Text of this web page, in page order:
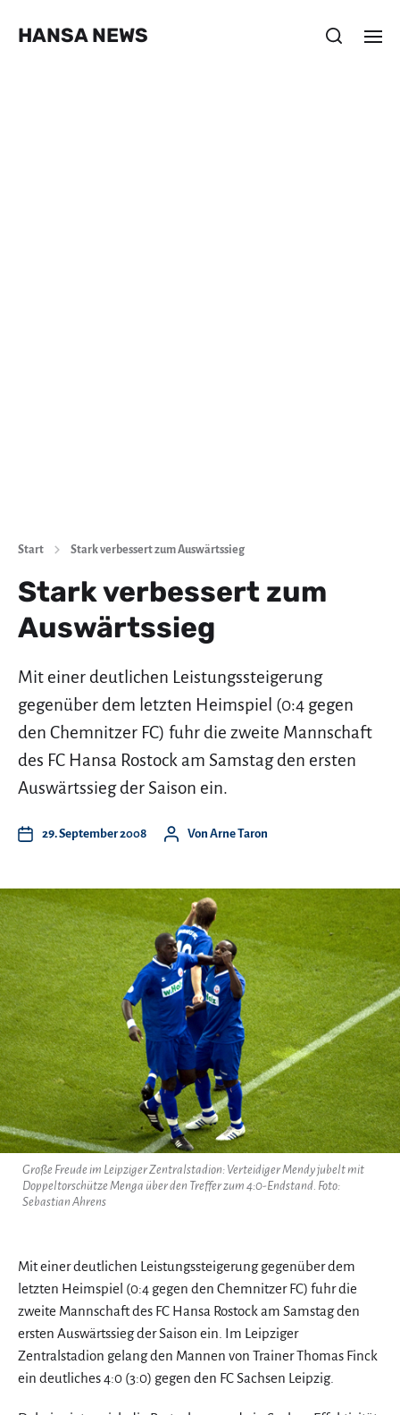
HANSA NEWS
Start Stark verbessert zum Auswärtssieg
Stark verbessert zum
Auswärtssieg
Mit einer deutlichen Leistungssteigerung
gegenüber dem letzten Heimspiel (0:4 gegen
den Chemnitzer FC) fuhr die zweite Mannschaft
des FC Hansa Rostock am Samstag den ersten
Auswärtssieg der Saison ein.
29. September 2008 Von Arne Taron
Große Freude im Leipziger Zentralstadion: Verteidiger Mendy jubelt mit
Doppeltorschütze Menga über den Treffer zum 4:0-Endstand. Foto:
Sebastian Ahrens
Mit einer deutlichen Leistungssteigerung gegenüber dem
letzten Heimspiel (0:4 gegen den Chemnitzer FC) fuhr die
zweite Mannschaft des FC Hansa Rostock am Samstag den
ersten Auswärtssieg der Saison ein. Im Leipziger
Zentralstadion gelang den Mannen von Trainer Thomas Finck
ein deutliches 4:0 (3:0) gegen den FC Sachsen Leipzig.